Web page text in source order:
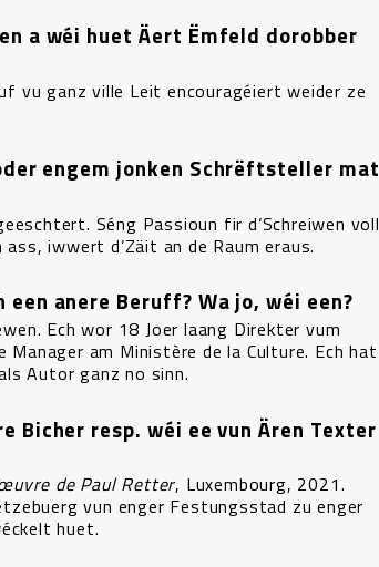
a wéi huet Äert Ëmfeld dorobber
vu ganz ville Leit encouragéiert weider ze
engem jonken Schrëftsteller mat
Séng Passioun fir d’Schreiwen voll
iwwert d’Zäit an de Raum eraus.
anere Beruff? Wa jo, wéi een?
Ech wor 18 Joer laang Direkter vum
am Ministère de la Culture. Ech hat
Autor ganz no sinn.
Bicher resp. wéi ee vun Ären Texter
de Paul Retter, Luxembourg, 2021.
vun enger Festungsstad zu enger
huet.